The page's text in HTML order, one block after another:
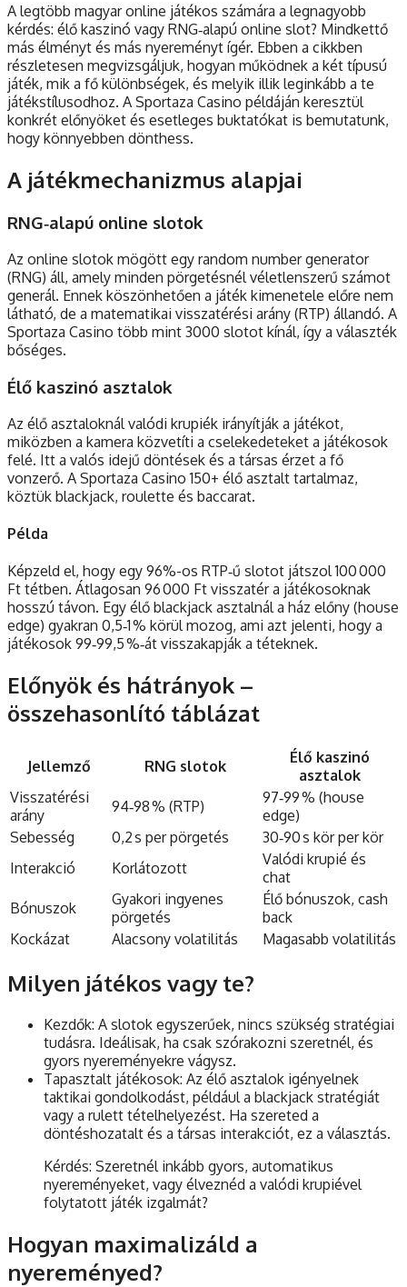
A legtöbb magyar online játékos számára a legnagyobb
kérdés: élő kaszinó vagy RNG‑alapú online slot? Mindkettő
más élményt és más nyereményt ígér. Ebben a cikkben
részletesen megvizsgáljuk, hogyan működnek a két típusú
játék, mik a fő különbségek, és melyik illik leginkább a te
játékstílusodhoz. A Sportaza Casino példáján keresztül
konkrét előnyöket és esetleges buktatókat is bemutatunk,
hogy könnyebben dönthess.
A játékmechanizmus alapjai
RNG‑alapú online slotok
Az online slotok mögött egy random number generator
(RNG) áll, amely minden pörgetésnél véletlenszerű számot
generál. Ennek köszönhetően a játék kimenetele előre nem
látható, de a matematikai visszatérési arány (RTP) állandó. A
Sportaza Casino több mint 3000 slotot kínál, így a választék
bőséges.
Élő kaszinó asztalok
Az élő asztaloknál valódi krupiék irányítják a játékot,
miközben a kamera közvetíti a cselekedeteket a játékosok
felé. Itt a valós idejű döntések és a társas érzet a fő
vonzerő. A Sportaza Casino 150+ élő asztalt tartalmaz,
köztük blackjack, roulette és baccarat.
Példa
Képzeld el, hogy egy 96%-os RTP‑ű slotot játszol 100 000
Ft tétben. Átlagosan 96 000 Ft visszatér a játékosoknak
hosszú távon. Egy élő blackjack asztalnál a ház előny (house
edge) gyakran 0,5‑1 % körül mozog, ami azt jelenti, hogy a
játékosok 99‑99,5 %‑át visszakapják a téteknek.
Előnyök és hátrányok –
összehasonlító táblázat
Jellemző RNG slotok
Élő kaszinó
asztalok
Visszatérési
arány
94‑98 % (RTP)
97‑99 % (house
edge)
Sebesség
0,2 s per pörgetés
30‑90 s kör per kör
Interakció
Korlátozott
Valódi krupié és
chat
Bónuszok
Gyakori ingyenes
pörgetés
Élő bónuszok, cash
back
Kockázat
Alacsony volatilitás Magasabb volatilitás
Milyen játékos vagy te?
Kezdők: A slotok egyszerűek, nincs szükség stratégiai
tudásra. Ideálisak, ha csak szórakozni szeretnél, és
gyors nyereményekre vágysz.
Tapasztalt játékosok: Az élő asztalok igényelnek
taktikai gondolkodást, például a blackjack stratégiát
vagy a rulett tételhelyezést. Ha szereted a
döntéshozatalt és a társas interakciót, ez a választás.
Kérdés: Szeretnél inkább gyors, automatikus
nyereményeket, vagy élveznéd a valódi krupiével
folytatott játék izgalmát?
Hogyan maximalizáld a
nyereményed?